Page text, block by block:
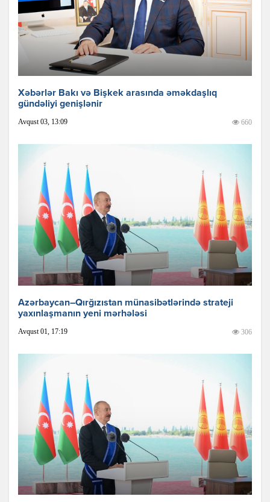
Xəbərlər Bakı və Bişkek arasında əməkdaşlıq
gündəliyi genişlənir
Avqust 03, 13:09 660
Azərbaycan–Qırğızıstan münasibətlərində strateji
yaxınlaşmanın yeni mərhələsi
Avqust 01, 17:19 306